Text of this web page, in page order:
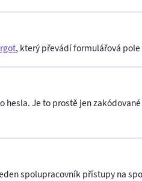
, který převádí formulářová
hesla. Je to prostě jen
spolupracovník přístupy na